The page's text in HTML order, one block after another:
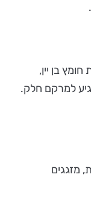
מקל וניל, כ-2 כפות חומץ בן יין,
למרקם חלק.
מזגגים